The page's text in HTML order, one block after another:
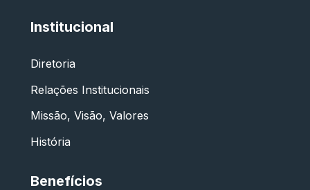
Institucional
Diretoria
Relações Institucionais
Missão, Visão, Valores
História
Benefícios